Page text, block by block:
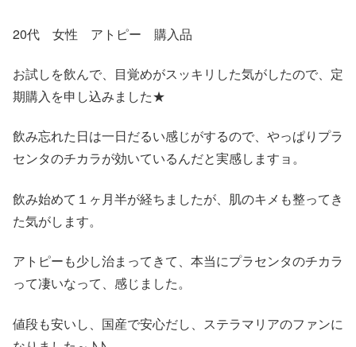
20代 女性 アトピー 購入品
お試しを飲んで、目覚めがスッキリした気がしたので、定
期購入を申し込みました★
飲み忘れた日は一日だるい感じがするので、やっぱりプラ
センタのチカラが効いているんだと実感しますョ。
飲み始めて１ヶ月半が経ちましたが、肌のキメも整ってき
た気がします。
アトピーも少し治まってきて、本当にプラセンタのチカラ
って凄いなって、感じました。
値段も安いし、国産で安心だし、ステラマリアのファンに